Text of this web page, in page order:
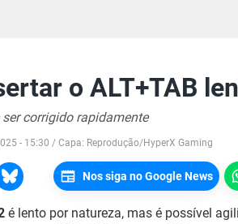
o ALT+TAB
corrigido rapidamente
- 15:30 / Capa: Reprodução/HyperX Gaming
Nos siga no Google News
é lento por natureza, mas é possível